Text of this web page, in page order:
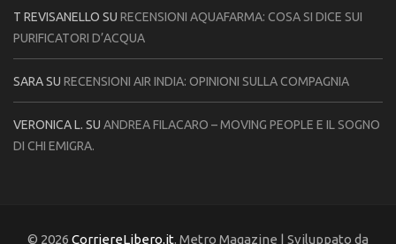
T REVISANELLO SU RECENSIONI AQUAFARMA: COSA SI DICE SUI
PURIFICATORI D’ACQUA
SARASU RECENSIONI AIR INDIA: OPINIONI SULLA COMPAGNIA
VERONICA L. SU ANDREA FILACARO – MOVING PEOPLE E IL SOGNO
DI CHI EMIGRA.
© 2026 CorriereLibero.it. Metro Magazine | Sviluppato da